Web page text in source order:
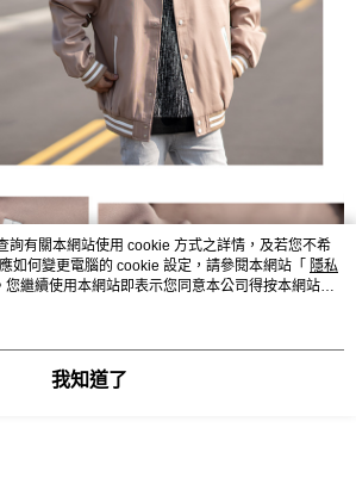
詢有關本網站使用 cookie 方式之詳情，及若您不希
如何變更電腦的 cookie 設定，請參閱本網站「 隱私
您繼續使用本網站即表示您同意本公司得按本網站使
。
我知道了